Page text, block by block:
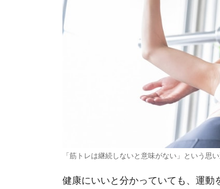
「筋トレは継続しないと意味がない」という思
健康にいいと分かっていても、運動